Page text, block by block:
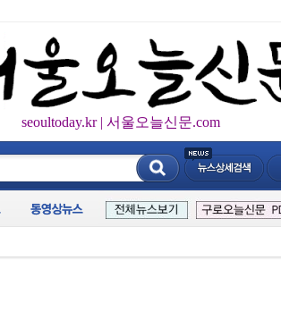
seoultoday.kr | 서울오늘신문.com